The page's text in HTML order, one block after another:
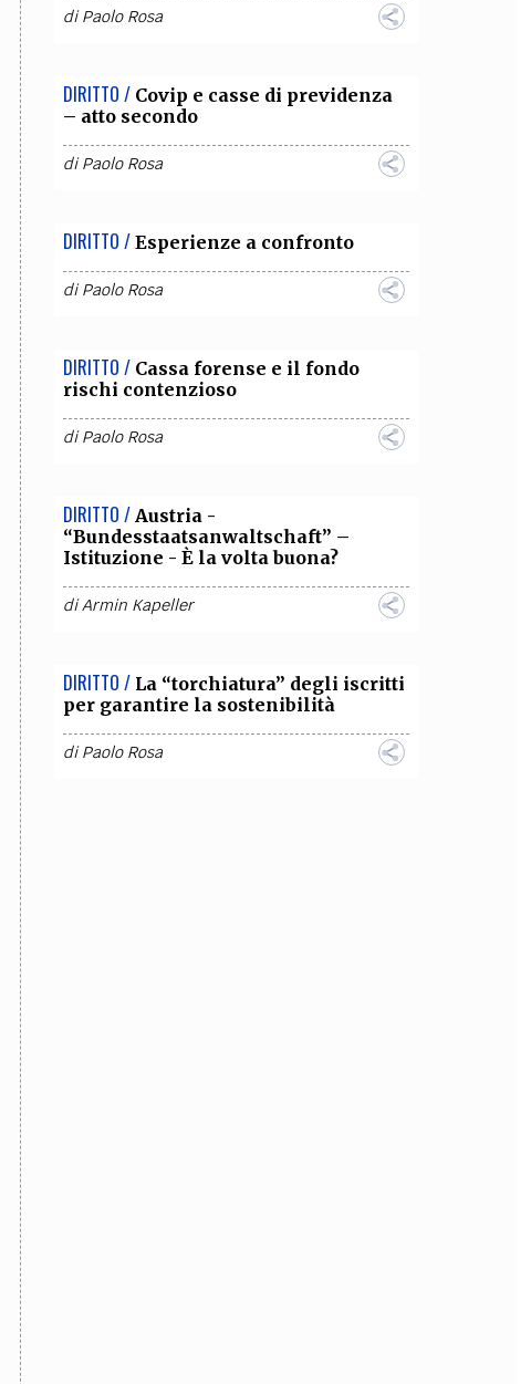
diPaolo Rosa
DIRITTO / Covip e casse di previdenza
– atto secondo
diPaolo Rosa
DIRITTO / Esperienze a confronto
diPaolo Rosa
DIRITTO / Cassa forense e il fondo
rischi contenzioso
diPaolo Rosa
DIRITTO / Austria -
“Bundesstaatsanwaltschaft” –
Istituzione - È la volta buona?
diArmin Kapeller
DIRITTO / La “torchiatura” degli iscritti
per garantire la sostenibilità
diPaolo Rosa